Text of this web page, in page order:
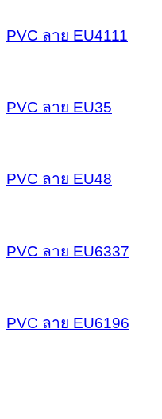
PVC ลาย EU4111
PVC ลาย EU35
PVC ลาย EU48
PVC ลาย EU6337
PVC ลาย EU6196